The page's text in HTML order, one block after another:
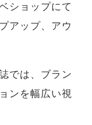
ショップにて
アップ、アウ
では、ブラン
ンを幅広い視